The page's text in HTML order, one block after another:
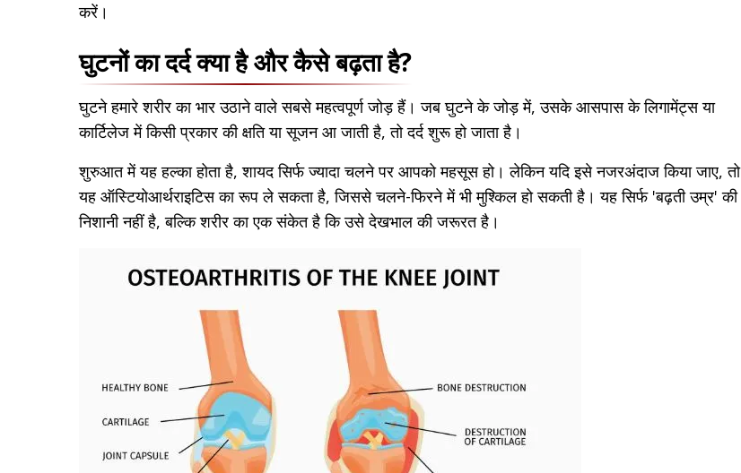
करें।
घुटनों का दर्द क्या है और कैसे बढ़ता है?
घुटने हमारे शरीर का भार उठाने वाले सबसे महत्वपूर्ण जोड़ हैं। जब घुटने के जोड़ में, उसके आसपास के लिगामेंट्स या
कार्टिलेज में किसी प्रकार की क्षति या सूजन आ जाती है, तो दर्द शुरू हो जाता है।
शुरुआत में यह हल्का होता है, शायद सिर्फ ज्यादा चलने पर आपको महसूस हो। लेकिन यदि इसे नजरअंदाज किया जाए, तो
यह ऑस्टियोआर्थराइटिस का रूप ले सकता है, जिससे चलने-फिरने में भी मुश्किल हो सकती है। यह सिर्फ 'बढ़ती उम्र' की
निशानी नहीं है, बल्कि शरीर का एक संकेत है कि उसे देखभाल की जरूरत है।